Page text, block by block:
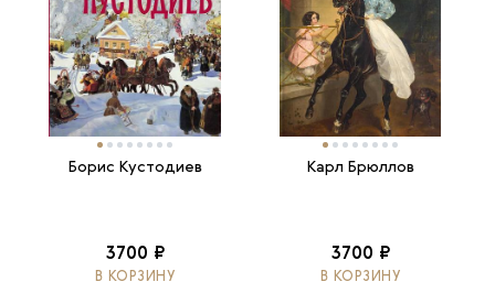
Борис Кустодиев
3700 ₽
В КОРЗИНУ
Карл Брюллов
3700 ₽
В КОРЗИНУ